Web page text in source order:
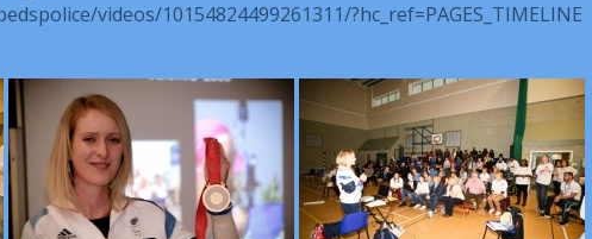
videos/10154824499261311/?hc_ref=PAGES_TIMELINE